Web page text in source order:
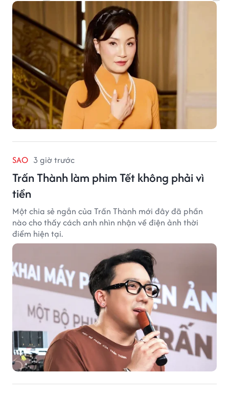
SAO 3 giờ trước
Trấn Thành làm phim Tết không phải vì
tiền
Một chia sẻ ngắn của Trấn Thành mới đây đã phần
nào cho thấy cách anh nhìn nhận về điện ảnh thời
điểm hiện tại.